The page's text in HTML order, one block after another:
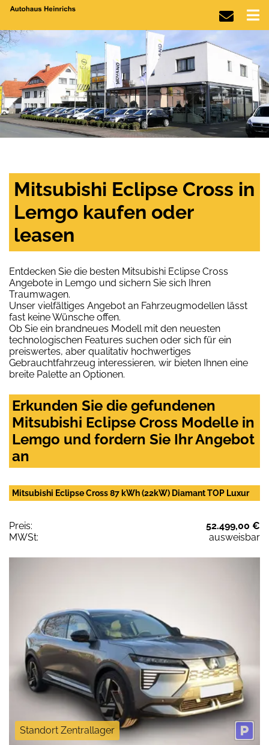
Mitsubishi Eclipse Cross in
Lemgo kaufen oder
leasen
Entdecken Sie die besten Mitsubishi Eclipse Cross
Angebote in Lemgo und sichern Sie sich Ihren
Traumwagen.
Unser vielfältiges Angebot an Fahrzeugmodellen lässt
fast keine Wünsche offen.
Ob Sie ein brandneues Modell mit den neuesten
technologischen Features suchen oder sich für ein
preiswertes, aber qualitativ hochwertiges
Gebrauchtfahrzeug interessieren, wir bieten Ihnen eine
breite Palette an Optionen.
Erkunden Sie die gefundenen
Mitsubishi Eclipse Cross Modelle in
Lemgo und fordern Sie Ihr Angebot
an
Mitsubishi Eclipse Cross 87 kWh (22kW) Diamant TOP Luxur
Preis:
52.499,00 €
MWSt:
ausweisbar
Standort Zentrallager